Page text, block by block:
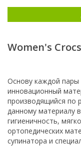
Women's
Основу каждой пары
инновационный
производящийся по
данному материалу
гигиеничность,
ортопедических
супинатора и